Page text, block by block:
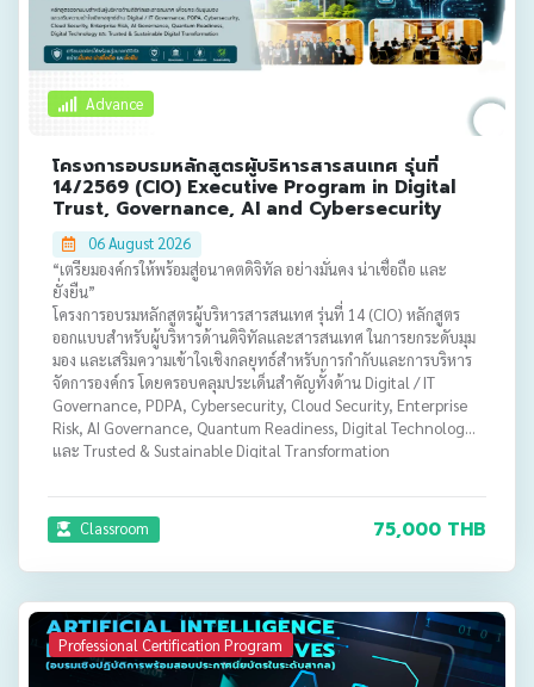
Advance
โครงการอบรมหลักสูตรผู้บริหารสารสนเทศ รุ่นที่
14/2569 (CIO) Executive Program in Digital
Trust, Governance, AI and Cybersecurity
06 August 2026
“เตรียมองค์กรให้พร้อมสู่อนาคตดิจิทัล อย่างมั่นคง น่าเชื่อถือ และ
ยั่งยืน”
โครงการอบรมหลักสูตรผู้บริหารสารสนเทศ รุ่นที่ 14 (CIO) หลักสูตร
ออกแบบสำหรับผู้บริหารด้านดิจิทัลและสารสนเทศ ในการยกระดับมุม
มอง และเสริมความเข้าใจเชิงกลยุทธ์สำหรับการกำกับและการบริหาร
จัดการองค์กร โดยครอบคลุมประเด็นสำคัญทั้งด้าน Digital / IT
Governance, PDPA, Cybersecurity, Cloud Security, Enterprise
Risk, AI Governance, Quantum Readiness, Digital Technology
และ Trusted & Sustainable Digital Transformation
Classroom 75,000 THB
Professional Certification Program